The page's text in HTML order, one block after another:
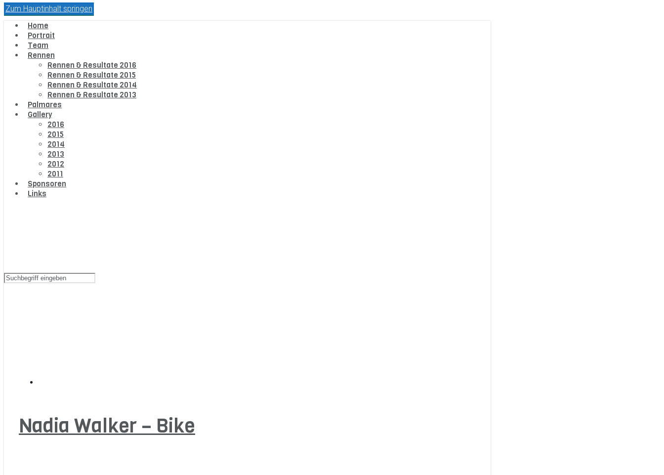
Zum Hauptinhalt springen
Home
Portrait
Team
Rennen
Rennen & Resultate 2016
Rennen & Resultate 2015
Rennen & Resultate 2014
Rennen & Resultate 2013
Palmares
Gallery
2016
2015
2014
2013
2012
2011
Sponsoren
Links
Nadia Walker – Bike